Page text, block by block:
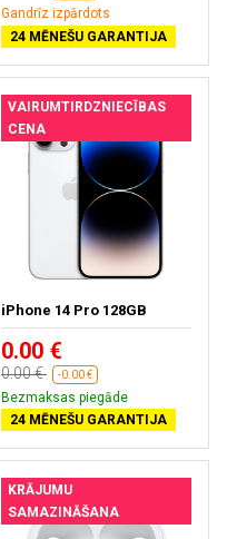
Gandrīz izpārdots
24 MĒNEŠU GARANTIJA
VAIRUMTIRDZNIECĪBAS
CENA
iPhone 14 Pro 128GB
0.00 €
0.00 € -0.00 €
Bezmaksas piegāde
24 MĒNEŠU GARANTIJA
KRĀJUMU
SAMAZINĀŠANA